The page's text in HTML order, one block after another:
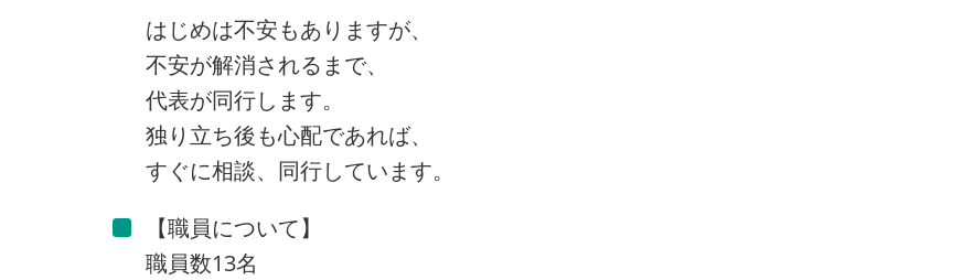
はじめは不安もありますが、
不安が解消されるまで、
代表が同行します。
独り立ち後も心配であれば、
すぐに相談、同行しています。
【職員について】
職員数13名